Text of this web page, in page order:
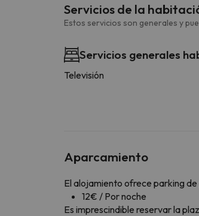
Servicios de la
Estos servicios son generales y
Servicios generales
Televisión
Aparcamiento
El alojamiento ofrece parking
12€ / Por noche
Es imprescindible reservar la